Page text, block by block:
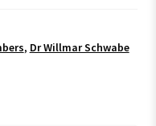
, Dr Willmar Schwabe